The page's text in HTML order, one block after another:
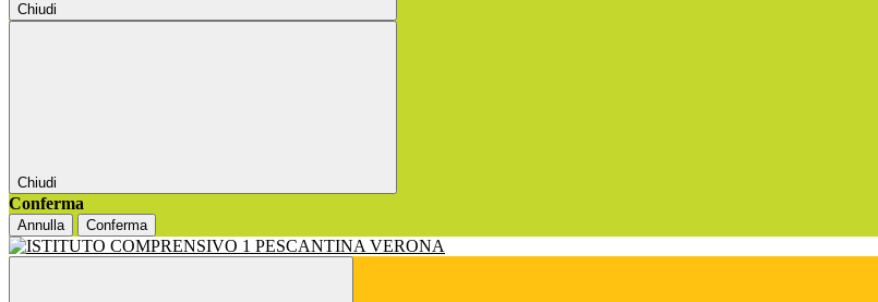
Chiudi
Chiudi
Conferma
Annulla Conferma